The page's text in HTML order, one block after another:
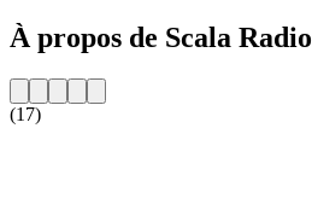
À propos de Scala Radio
(17)